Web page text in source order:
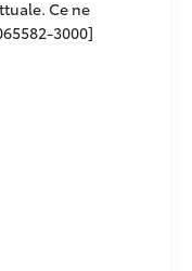
Ce ne
3000]